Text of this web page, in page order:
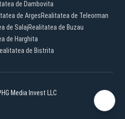
de Dambovita
de ArgesRealitatea de Teleorman
de SalajRealitatea de Buzau
de Harghita
de Bistrita
Media Invest LLC